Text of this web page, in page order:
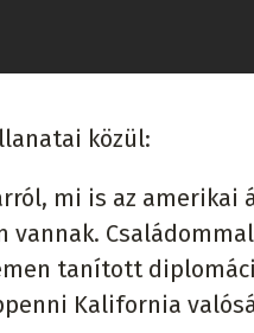
közül:
mi is az amerikai
tanított
Kalifornia